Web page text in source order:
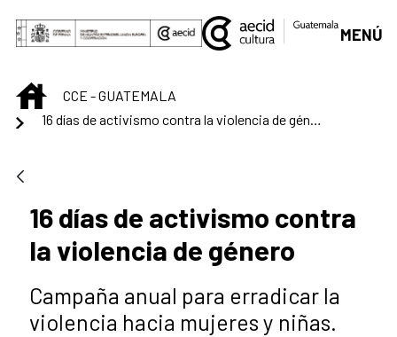
Saltar al contenido principal
MENÚ
INICIOCCE - GUATEMALA
16 días de activismo contra
la violencia de género
Campaña anual para erradicar la
violencia hacia mujeres y niñas.